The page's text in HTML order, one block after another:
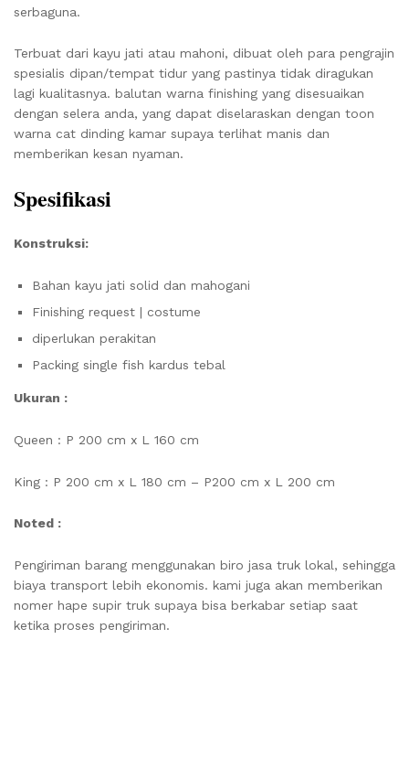
serbaguna.
Terbuat dari kayu jati atau mahoni, dibuat oleh para pengrajin
spesialis dipan/tempat tidur yang pastinya tidak diragukan
lagi kualitasnya. balutan warna finishing yang disesuaikan
dengan selera anda, yang dapat diselaraskan dengan toon
warna cat dinding kamar supaya terlihat manis dan
memberikan kesan nyaman.
Spesifikasi
Konstruksi:
Bahan kayu jati solid dan mahogani
Finishing request | costume
diperlukan perakitan
Packing single fish kardus tebal
Ukuran :
Queen : P 200 cm x L 160 cm
King : P 200 cm x L 180 cm – P200 cm x L 200 cm
Noted :
Pengiriman barang menggunakan biro jasa truk lokal, sehingga
biaya transport lebih ekonomis. kami juga akan memberikan
nomer hape supir truk supaya bisa berkabar setiap saat
ketika proses pengiriman.